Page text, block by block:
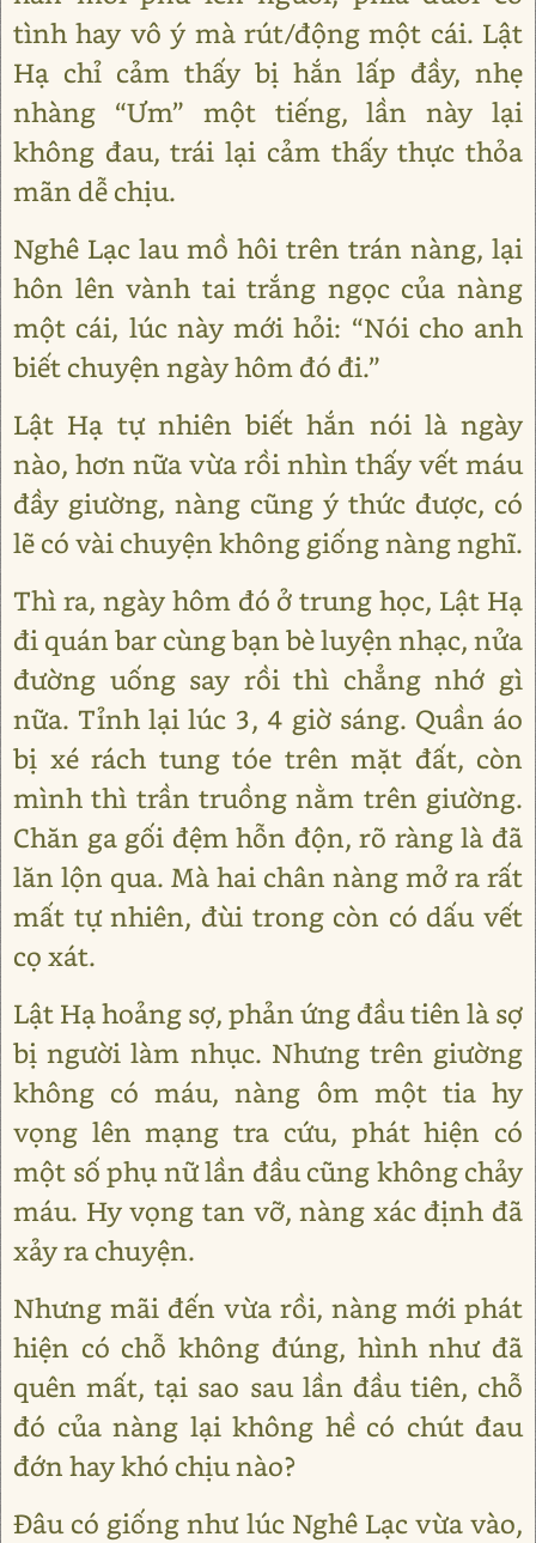
tình hay vô ý mà rút/động một cái. Lật
Hạ chỉ cảm thấy bị hắn lấp đầy, nhẹ
nhàng “Ưm” một tiếng, lần này lại
không đau, trái lại cảm thấy thực thỏa
mãn dễ chịu.
Nghê Lạc lau mồ hôi trên trán nàng, lại
hôn lên vành tai trắng ngọc của nàng
một cái, lúc này mới hỏi: “Nói cho anh
biết chuyện ngày hôm đó đi.”
Lật Hạ tự nhiên biết hắn nói là ngày
nào, hơn nữa vừa rồi nhìn thấy vết máu
đầy giường, nàng cũng ý thức được, có
lẽ có vài chuyện không giống nàng nghĩ.
Thì ra, ngày hôm đó ở trung học, Lật Hạ
đi quán bar cùng bạn bè luyện nhạc, nửa
đường uống say rồi thì chẳng nhớ gì
nữa. Tỉnh lại lúc 3, 4 giờ sáng. Quần áo
bị xé rách tung tóe trên mặt đất, còn
mình thì trần truồng nằm trên giường.
Chăn ga gối đệm hỗn độn, rõ ràng là đã
lăn lộn qua. Mà hai chân nàng mở ra rất
mất tự nhiên, đùi trong còn có dấu vết
cọ xát.
Lật Hạ hoảng sợ, phản ứng đầu tiên là sợ
bị người làm nhục. Nhưng trên giường
không có máu, nàng ôm một tia hy
vọng lên mạng tra cứu, phát hiện có
một số phụ nữ lần đầu cũng không chảy
máu. Hy vọng tan vỡ, nàng xác định đã
xảy ra chuyện.
Nhưng mãi đến vừa rồi, nàng mới phát
hiện có chỗ không đúng, hình như đã
quên mất, tại sao sau lần đầu tiên, chỗ
đó của nàng lại không hề có chút đau
đớn hay khó chịu nào?
Đâu có giống như lúc Nghê Lạc vừa vào,